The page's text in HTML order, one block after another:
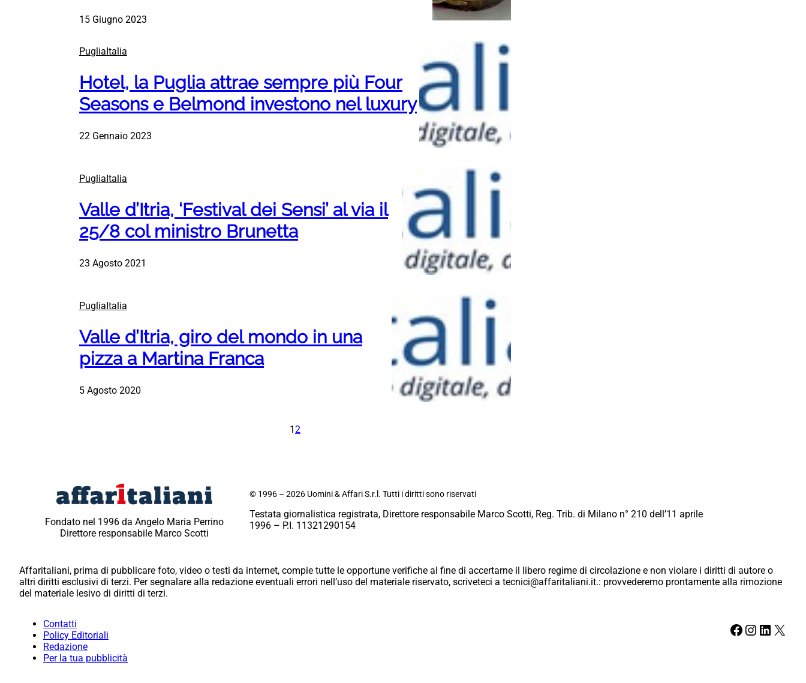
15 Giugno 2023
PugliaItalia
Hotel, la Puglia attrae sempre più Four
Seasons e Belmond investono nel luxury
22 Gennaio 2023
PugliaItalia
Valle d’Itria, ‘Festival dei Sensi’ al via il
25/8 col ministro Brunetta
23 Agosto 2021
PugliaItalia
Valle d’Itria, giro del mondo in una
pizza a Martina Franca
5 Agosto 2020
1 2
Fondato nel 1996 da Angelo Maria Perrino
Direttore responsabile Marco Scotti
© 1996 – 2026 Uomini & Affari S.r.l. Tutti i diritti sono riservati
Testata giornalistica registrata, Direttore responsabile Marco Scotti, Reg. Trib. di Milano n° 210 dell’11 aprile
1996 – P.I. 11321290154
Affaritaliani, prima di pubblicare foto, video o testi da internet, compie tutte le opportune verifiche al fine di accertarne il libero regime di circolazione e non violare i diritti di autore o
altri diritti esclusivi di terzi. Per segnalare alla redazione eventuali errori nell’uso del materiale riservato, scriveteci a tecnici@affaritaliani.it.: provvederemo prontamente alla rimozione
del materiale lesivo di diritti di terzi.
Contatti
Policy Editoriali
Redazione
Per la tua pubblicità
Facebook Instagram LinkedIn X